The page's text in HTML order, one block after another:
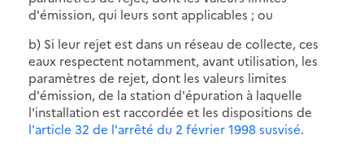
d'émission, qui leurs sont applicables ; ou
b) Si leur rejet est dans un réseau de collecte, ces
eaux respectent notamment, avant utilisation, les
paramètres de rejet, dont les valeurs limites
d'émission, de la station d'épuration à laquelle
l'installation est raccordée et les dispositions de
l'article 32 de l'arrêté du 2 février 1998 susvisé.